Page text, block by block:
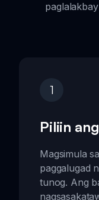
1
Piliin
Magsimula
paggalugad
tunog. Ang